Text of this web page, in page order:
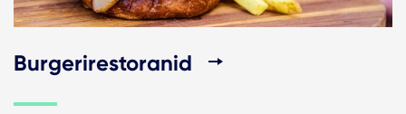
Burgerirestoranid